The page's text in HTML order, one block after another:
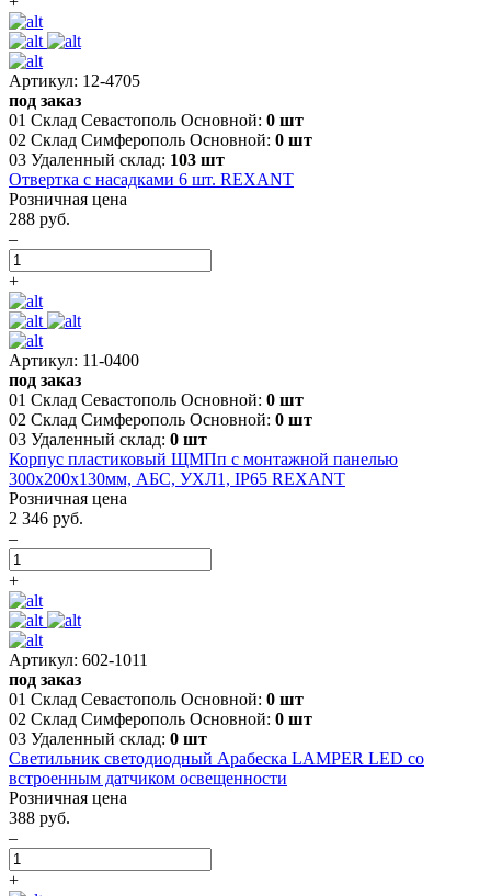
Артикул: 12-4705
под заказ
01 Склад Севастополь Основной: 0 шт
02 Склад Симферополь Основной: 0 шт
03 Удаленный склад: 103 шт
Отвертка с насадками 6 шт. REXANT
Розничная цена
288 руб.
–
+
Артикул: 11-0400
под заказ
01 Склад Севастополь Основной: 0 шт
02 Склад Симферополь Основной: 0 шт
03 Удаленный склад: 0 шт
Корпус пластиковый ЩМПп с монтажной панелью
300х200х130мм, АБС, УХЛ1, IP65 REXANT
Розничная цена
2 346 руб.
–
+
Артикул: 602-1011
под заказ
01 Склад Севастополь Основной: 0 шт
02 Склад Симферополь Основной: 0 шт
03 Удаленный склад: 0 шт
Светильник светодиодный Арабеска LAMPER LED со
встроенным датчиком освещенности
Розничная цена
388 руб.
–
+